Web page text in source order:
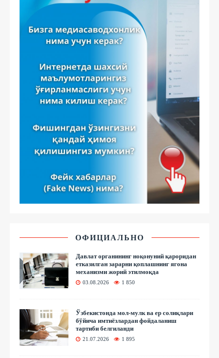
ОФИЦИАЛЬНО
Давлат органининг ноқонуний қароридан
етказилган зарарни қоплашнинг ягона
механизми жорий этилмоқда
03.08.2026 1 850
Ўзбекистонда мол-мулк ва ер солиқлари
бўйича имтиёзлардан фойдаланиш
тартиби белгиланди
21.07.2026 1 895